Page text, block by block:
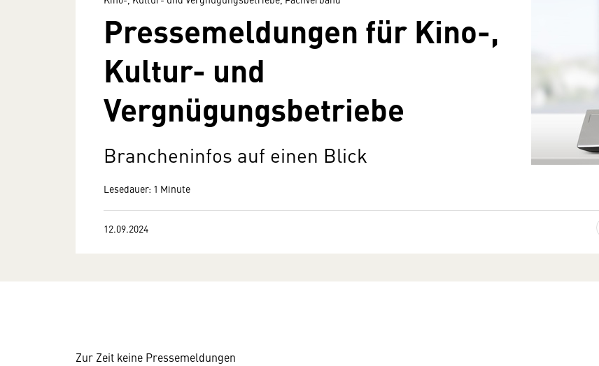
Pressemeldungen für Kino-,
Kultur- und
Vergnügungsbetriebe
Brancheninfos auf einen Blick
Lesedauer: 1 Minute
12.09.2024
Zur Zeit keine Pressemeldungen